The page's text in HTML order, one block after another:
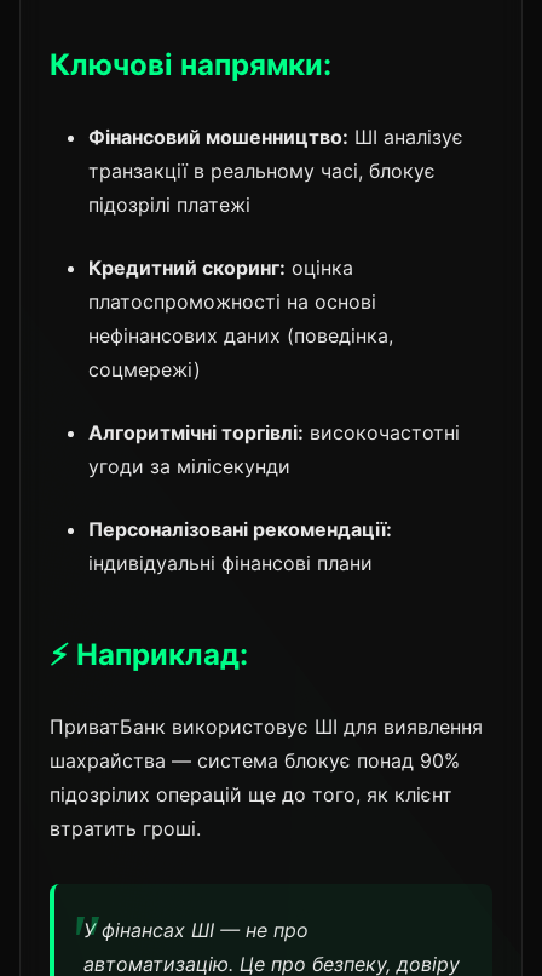
Ключові напрямки:
Фінансовий мошенництво: ШІ аналізує
транзакції в реальному часі, блокує
підозрілі платежі
Кредитний скоринг: оцінка
платоспроможності на основі
нефінансових даних (поведінка,
соцмережі)
Алгоритмічні торгівлі: високочастотні
угоди за мілісекунди
Персоналізовані рекомендації:
індивідуальні фінансові плани
⚡ Наприклад:
ПриватБанк використовує ШІ для виявлення
шахрайства — система блокує понад 90%
підозрілих операцій ще до того, як клієнт
втратить гроші.
У фінансах ШІ — не про
автоматизацію. Це про безпеку, довіру